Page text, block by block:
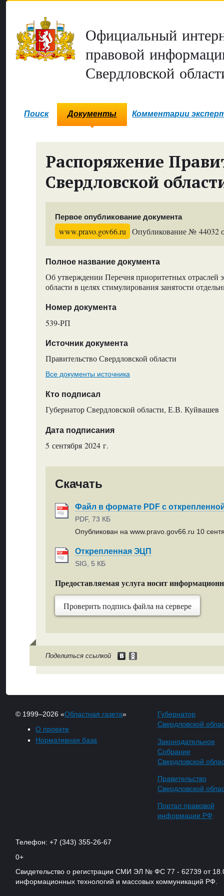
Официальный
правовой
Свердловской
Поиск Документы Комментарии
Распоряжение
Свердловской
Первое опубликование документа
www.pravo.gov66.ru Опубликование № 44032
Полное название документа
Об утверждении Перечня приоритетных отраслей
области в целях стимулирования занятости
Номер документа
539-РП
Источник документа
Правительство Свердловской области
Все документы источника
Кто подписал
Губернатор Свердловской области, Е.В. Куйвашев
Дата подписания
5 сентября 2024 г.
Скачать
Файл в формате PDF с
PDF, 73 КБ
Опубликован на www.pravo.gov66.ru 10
Открепленная ЭЦП
SIG, 5 КБ
Предоставляемая услуга носит
Проверить подпись файла на сервере
Поделиться ссылкой
© 1999–2026 «Областная газета»
О проекте
Нормативная база
Губернатор
Свердловской
Законодательное
Собрание
Свердловской
Правительство
Свердловской
Портал правовой
информации РФ
Телефон: +7 (343) 355-26-67
0+
Свидетельство о регистрации СМИ ЭЛ № ФС 77 - 62739 от
информационных технологий и массовых коммуникаций РФ.